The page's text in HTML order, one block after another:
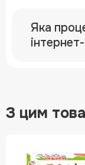
Яка
З цим